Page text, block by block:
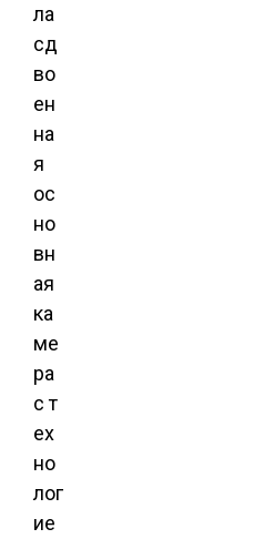
ла
сд
во
ен
на
я
ос
но
вн
ая
ка
ме
ра
с т
ех
но
лог
ие